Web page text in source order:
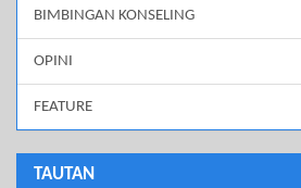
BIMBINGAN KONSELING
OPINI
FEATURE
TAUTAN